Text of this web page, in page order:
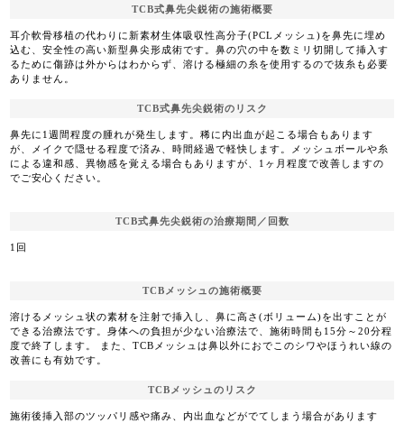
TCB式鼻先尖鋭術の施術概要
耳介軟骨移植の代わりに新素材生体吸収性高分子(PCLメッシュ)を鼻先に埋め
込む、安全性の高い新型鼻尖形成術です。鼻の穴の中を数ミリ切開して挿入す
るために傷跡は外からはわからず、溶ける極細の糸を使用するので抜糸も必要
ありません。
TCB式鼻先尖鋭術のリスク
鼻先に1週間程度の腫れが発生します。稀に内出血が起こる場合もあります
が、メイクで隠せる程度で済み、時間経過で軽快します。メッシュボールや糸
による違和感、異物感を覚える場合もありますが、1ヶ月程度で改善しますの
でご安心ください。
TCB式鼻先尖鋭術の治療期間／回数
1回
TCBメッシュの施術概要
溶けるメッシュ状の素材を注射で挿入し、鼻に高さ(ボリューム)を出すことが
できる治療法です。身体への負担が少ない治療法で、施術時間も15分～20分程
度で終了します。 また、TCBメッシュは鼻以外におでこのシワやほうれい線の
改善にも有効です。
TCBメッシュのリスク
施術後挿入部のツッパリ感や痛み、内出血などがでてしまう場合があります